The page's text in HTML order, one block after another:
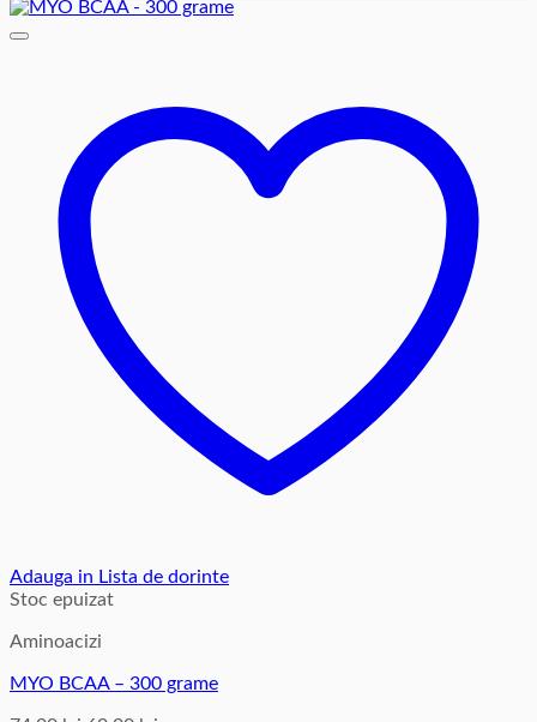
Adauga in Lista de dorinte
Stoc epuizat
Aminoacizi
MYO BCAA – 300 grame